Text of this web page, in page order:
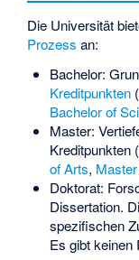
Die Universität
Prozess an:
Bachelor:
Kreditpunkten
Bachelor of
Master:
Kreditpunkten
of Arts,
Doktorat:
Dissertation.
spezifischen
Es gibt keinen